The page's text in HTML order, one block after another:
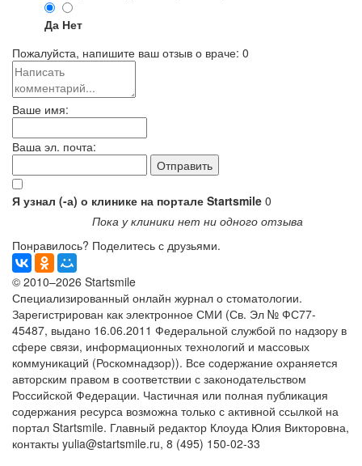
Да Нет
Пожалуйста, напишите ваш отзыв о враче: 0
Ваше имя:
Ваша эл. почта:
Я узнал (-а) о клинике на портале Startsmile 0
Пока у клиники нет ни одного отзыва
Понравилось? Поделитесь с друзьями.
© 2010–2026 Startsmile
Специализированный онлайн журнал о стоматологии.
Зарегистрирован как электронное СМИ (Св. Эл № ФС77-
45487, выдано 16.06.2011 Федеральной службой по надзору в
сфере связи, информационных технологий и массовых
коммуникаций (Роскомнадзор)). Все содержание охраняется
авторским правом в соответствии с законодательством
Российской Федерации. Частичная или полная публикация
содержания ресурса возможна только с активной ссылкой на
портал Startsmile. Главный редактор Клоуда Юлия Викторовна,
контакты yulia@startsmile.ru, 8 (495) 150-02-33